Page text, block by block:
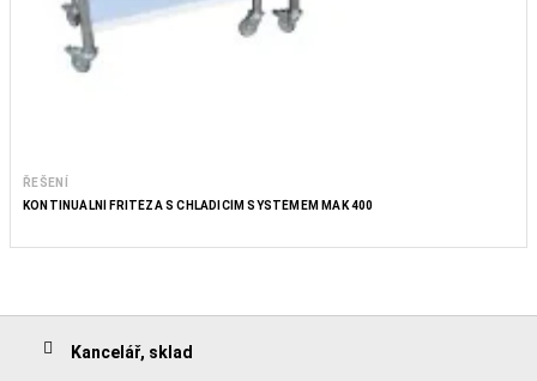
ŘEŠENÍ
KONTINUÁLNÍ FRITÉZA S CHLADICÍM SYSTÉMEM MAK 400
Kancelář, sklad